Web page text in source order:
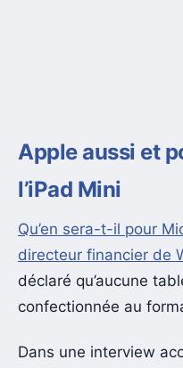
Apple aussi et
l’iPad Mini
Qu’en sera-t-il pour
directeur financier de
déclaré qu’aucune
confectionnée au
Dans une interview